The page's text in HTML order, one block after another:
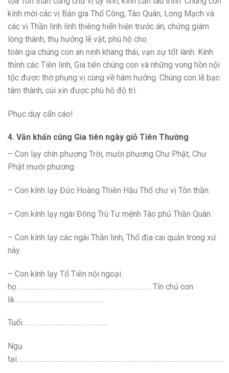
kính mời các vị Bản gia Thổ Công, Táo Quân, Long Mạch và
các vị Thần linh linh thiêng hiển hiện trước án, chứng giám
lòng thành, thụ hưởng lễ vật, phù hộ cho
toàn gia chúng con an ninh khang thái, vạn sự tốt lành. Kính
thỉnh các Tiên linh, Gia tiên chúng con và những vong hồn nội
tộc được thờ phụng vị cùng về hâm hưởng. Chúng con lễ bạc
tâm thành, cúi xin được phù hộ độ trì.
Phục duy cẩn cáo!
4. Văn khấn cúng Gia tiên ngày giỗ Tiên Thường
– Con lạy chín phương Trời, mười phương Chư Phật, Chư
Phật mười phương.
– Con kính lạy Đức Hoàng Thiên Hậu Thổ chư vị Tôn thần.
– Con kính lạy ngài Đông Trù Tư mệnh Táo phủ Thần Quân.
– Con kính lạy các ngài Thần linh, Thổ địa cai quản trong xứ
này.
– Con kính lạy Tổ Tiên nội ngoại
họ……………………………………………………………………. Tín chủ con
là……………………………………………..
Tuổi…………………………………………..
Ngụ
tại…………………………………………………………………………………………………………..